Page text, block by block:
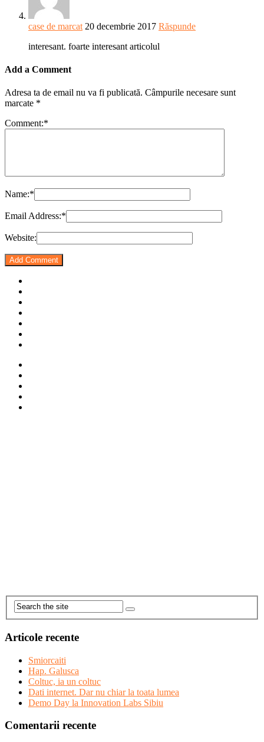
case de marcat 20 decembrie 2017 Răspunde
interesant. foarte interesant articolul
Add a Comment
Adresa ta de email nu va fi publicată. Câmpurile necesare sunt
marcate *
Comment:*
Name:*
Email Address:*
Website:
Articole recente
Smiorcaiti
Hap. Galusca
Coltuc, ia un coltuc
Dati internet. Dar nu chiar la toata lumea
Demo Day la Innovation Labs Sibiu
Comentarii recente